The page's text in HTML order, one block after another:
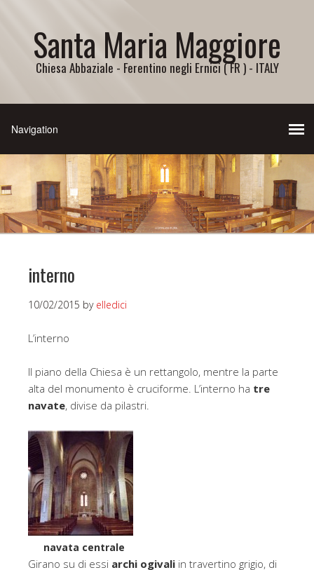
Santa Maria Maggiore
Chiesa Abbaziale - Ferentino negli Ernici ( FR ) - ITALY
interno
10/02/2015 by elledici
L’interno
Il piano della Chiesa è un rettangolo, mentre la parte
alta del monumento è cruciforme. L’interno ha tre
navate, divise da pilastri.
navata centrale
Girano su di essi archi ogivali in travertino grigio, di